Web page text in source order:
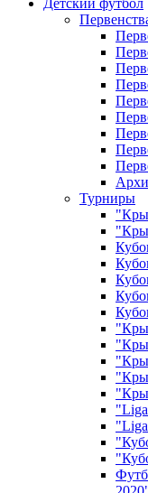
Детский футбол
Турниры